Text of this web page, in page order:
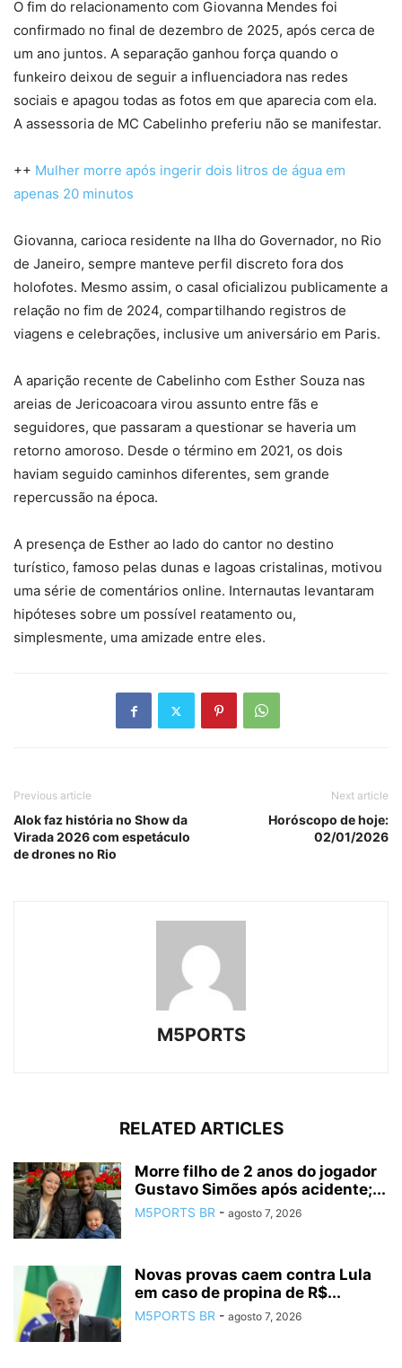
O fim do relacionamento com Giovanna Mendes foi
confirmado no final de dezembro de 2025, após cerca de
um ano juntos. A separação ganhou força quando o
funkeiro deixou de seguir a influenciadora nas redes
sociais e apagou todas as fotos em que aparecia com ela.
A assessoria de MC Cabelinho preferiu não se manifestar.
++ Mulher morre após ingerir dois litros de água em
apenas 20 minutos
Giovanna, carioca residente na Ilha do Governador, no Rio
de Janeiro, sempre manteve perfil discreto fora dos
holofotes. Mesmo assim, o casal oficializou publicamente a
relação no fim de 2024, compartilhando registros de
viagens e celebrações, inclusive um aniversário em Paris.
A aparição recente de Cabelinho com Esther Souza nas
areias de Jericoacoara virou assunto entre fãs e
seguidores, que passaram a questionar se haveria um
retorno amoroso. Desde o término em 2021, os dois
haviam seguido caminhos diferentes, sem grande
repercussão na época.
A presença de Esther ao lado do cantor no destino
turístico, famoso pelas dunas e lagoas cristalinas, motivou
uma série de comentários online. Internautas levantaram
hipóteses sobre um possível reatamento ou,
simplesmente, uma amizade entre eles.
Previous article
Alok faz história no Show da
Virada 2026 com espetáculo
de drones no Rio
Next article
Horóscopo de hoje:
02/01/2026
M5PORTS
RELATED ARTICLES
Morre filho de 2 anos do jogador
Gustavo Simões após acidente;...
M5PORTS BR - agosto 7, 2026
Novas provas caem contra Lula
em caso de propina de R$...
M5PORTS BR - agosto 7, 2026